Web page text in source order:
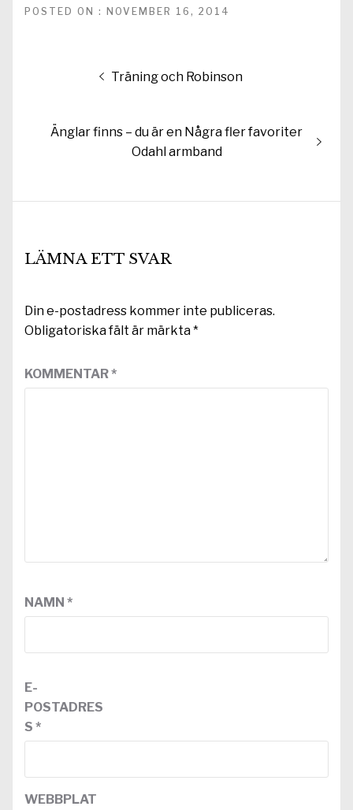
POSTED ON : NOVEMBER 16, 2014
Inläggsnavigering
Föregående
Träning och Robinson
Nästa
Änglar finns – du är en Några fler favoriter
Odahl armband
LÄMNA ETT SVAR
Din e-postadress kommer inte publiceras.
Obligatoriska fält är märkta*
KOMMENTAR*
NAMN *
E-
POSTADRES
S *
WEBBPLAT